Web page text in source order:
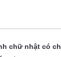
chữ nhật có